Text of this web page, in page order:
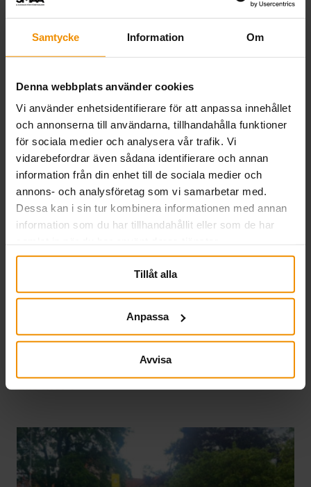
Samtycke Information Om
Denna webbplats använder cookies
Vi använder enhetsidentifierare för att anpassa innehållet
och annonserna till användarna, tillhandahålla funktioner
för sociala medier och analysera vår trafik. Vi
vidarebefordrar även sådana identifierare och annan
information från din enhet till de sociala medier och
annons- och analysföretag som vi samarbetar med.
Dessa kan i sin tur kombinera informationen med annan
information som du har tillhandahållit eller som de har
Tillåt alla
Anpassa
Avvisa
Läs mer
SMÅA i Almedalen 2026
SMÅA deltog i Almedalsveckan för att lyfta
företagarnas villkor, knyta nya kontakter och stärka
samarbeten. Veckan präglades av samtal om
Läs mer